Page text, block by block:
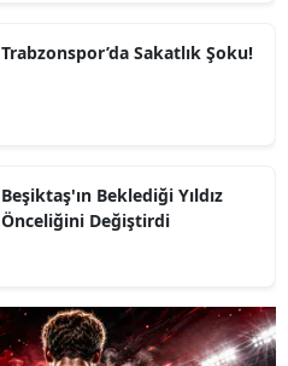
Trabzonspor’da Sakatlık Şoku!
Beşiktaş'ın Beklediği Yıldız
Önceliğini Değiştirdi